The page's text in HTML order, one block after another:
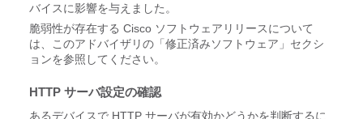
バイスに影響を与えました。
脆弱性が存在する Cisco ソフトウェアリリースについて
は、このアドバイザリの「修正済みソフトウェア」セクシ
ョンを参照してください。
HTTP サーバ設定の確認
あるデバイスで HTTP サーバが有効かどうかを判断するに